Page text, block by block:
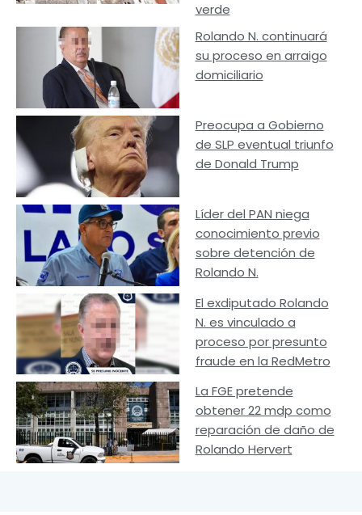
verde
Rolando N. continuará
su proceso en arraigo
domiciliario
Preocupa a Gobierno
de SLP eventual triunfo
de Donald Trump
Líder del PAN niega
conocimiento previo
sobre detención de
Rolando N.
El exdiputado Rolando
N. es vinculado a
proceso por presunto
fraude en la RedMetro
La FGE pretende
obtener 22 mdp como
reparación de daño de
Rolando Hervert